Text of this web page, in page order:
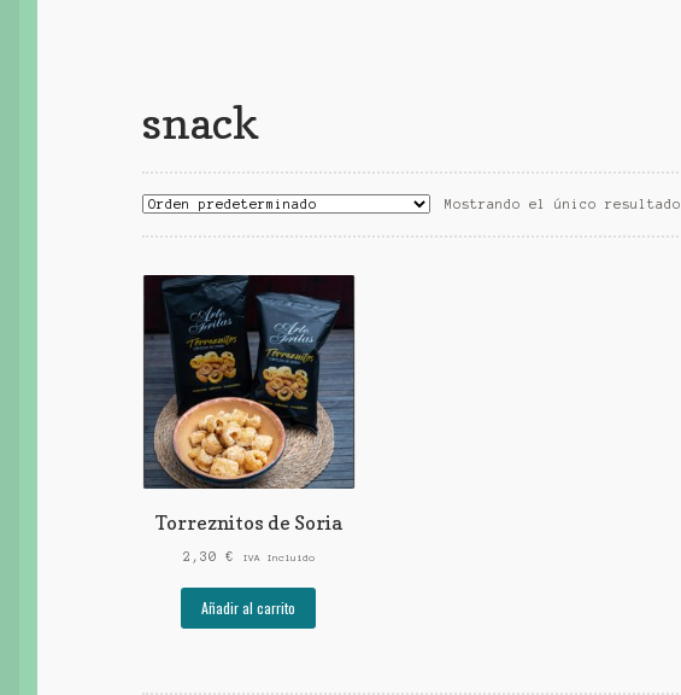
snack
Mostrando el único resultado
Torreznitos de Soria
2,30 € IVA Incluido
Añadir al carrito